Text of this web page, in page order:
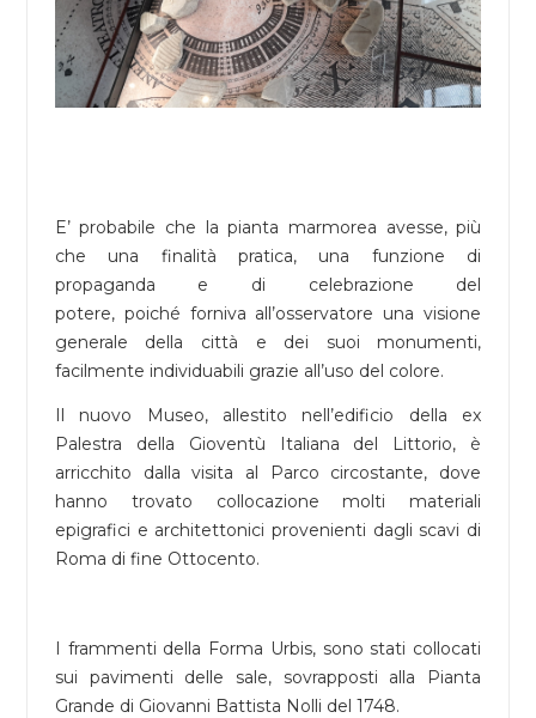
E’ probabile che la pianta marmorea avesse, più
che una finalità pratica, una funzione di
propaganda e di celebrazione del
potere, poiché forniva all’osservatore una visione
generale della città e dei suoi monumenti,
facilmente individuabili grazie all’uso del colore.
Il nuovo Museo, allestito nell’edificio della ex
Palestra della Gioventù Italiana del Littorio, è
arricchito dalla visita al Parco circostante, dove
hanno trovato collocazione molti materiali
epigrafici e architettonici provenienti dagli scavi di
Roma di fine Ottocento.
I frammenti della Forma Urbis, sono stati collocati
sui pavimenti delle sale, sovrapposti alla Pianta
Grande di Giovanni Battista Nolli del 1748.